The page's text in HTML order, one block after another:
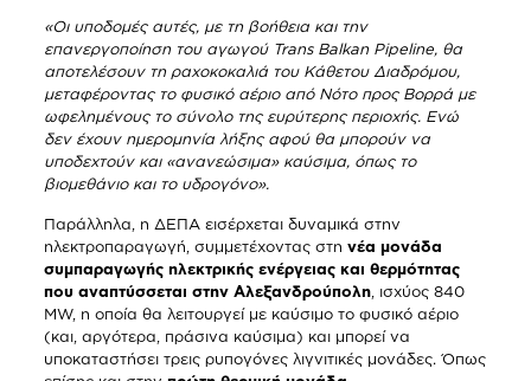
«Οι υποδομές αυτές, με τη βοήθεια και την
επανεργοποίηση του αγωγού Trans BalkanPipeline, θα
αποτελέσουν τη ραχοκοκαλιά του Κάθετου Διαδρόμου,
μεταφέροντας το φυσικό αέριο από Νότο προς Βορρά με
ωφελημένους το σύνολο της ευρύτερης περιοχής. Ενώ
δεν έχουν ημερομηνία λήξης αφού θα μπορούν να
υποδεχτούν και «ανανεώσιμα» καύσιμα, όπως το
βιομεθάνιο και το υδρογόνο».
Παράλληλα, η ΔΕΠΑ εισέρχεται δυναμικά στην
ηλεκτροπαραγωγή, συμμετέχοντας στη νέα μονάδα
συμπαραγωγής ηλεκτρικής ενέργειας και θερμότητας
που αναπτύσσεται στην Αλεξανδρούπολη, ισχύος 840
MW, η οποία θα λειτουργεί με καύσιμο το φυσικό αέριο
(και, αργότερα, πράσινα καύσιμα) και μπορεί να
υποκαταστήσει τρεις ρυπογόνες λιγνιτικές μονάδες. Όπως